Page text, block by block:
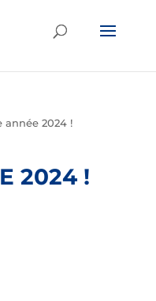
année 2024 !
2024 !